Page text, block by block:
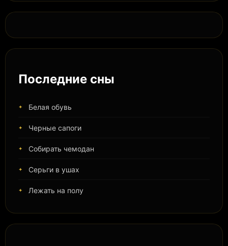
Последние сны
Белая обувь
Черные сапоги
Собирать чемодан
Серьги в ушах
Лежать на полу